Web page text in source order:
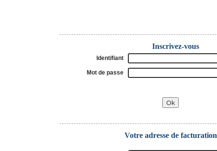
Inscrivez-vous
Identifiant
Mot de passe
Votre adresse de facturation